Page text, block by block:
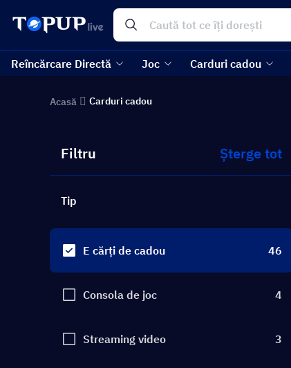
Reîncărcare Directă Joc Carduri cadou
Acasă Carduri cadou
Filtru Șterge tot
Tip
E cărți de cadou 46
Consola de joc 4
Streaming video 3